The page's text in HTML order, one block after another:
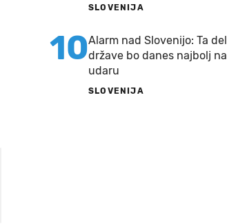
SLOVENIJA
10Alarm nad Slovenijo: Ta del
države bo danes najbolj na
udaru
SLOVENIJA